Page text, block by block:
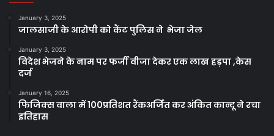
January 3, 2025
जालसाजी के आरोपी को कैंट पुलिस ने भेजा जेल
January 3, 2025
विदेश भेजने के नाम पर फर्जी वीजा देकर एक लाख हड़पा ,केस
दर्ज
January 16, 2025
फिजिक्स वाला में 100प्रतिशत रैंकअर्जित कर अंकित कान्दू ने रचा
इतिहास